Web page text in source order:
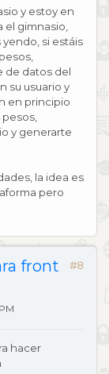
y estoy en
el gimnasio,
si estáis
de datos del
su usuario y
en principio
pesos,
y generarte
la idea es
pero
#8
front
hacer